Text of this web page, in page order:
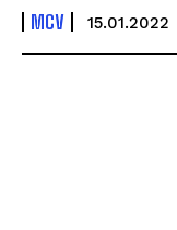
MCV 15.01.2022